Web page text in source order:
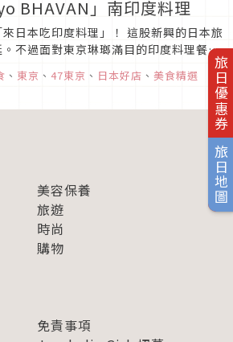
旅日優惠券
旅日地圖
BHAVAN」南印度料理
日本吃印度料理」！ 這股新興的日本旅
不過面對東京琳瑯滿目的印度料理餐廳
、 東京 、 47東京 、 日本好店 、 美食精選
美容保養
旅遊
時尚
購物
免責事項